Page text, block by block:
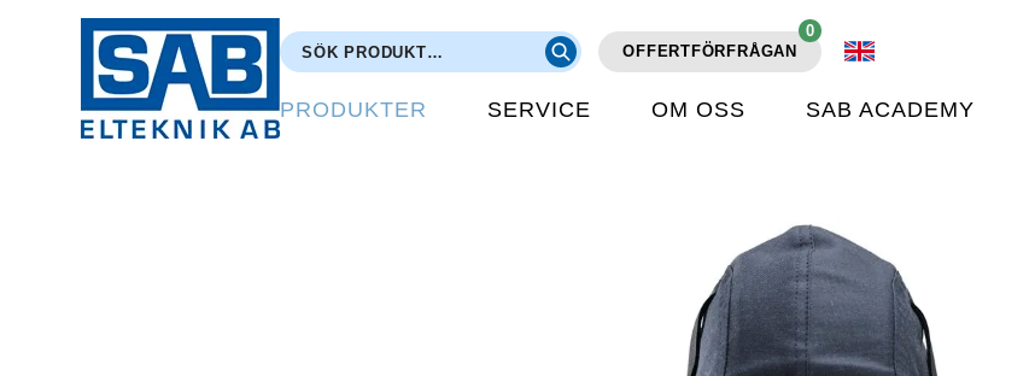
OFFERTFÖRFRÅGAN
0
PRODUKTER SERVICE OM OSS SAB ACADEMY